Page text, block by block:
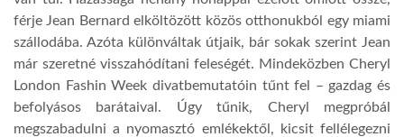
GLOBOTV
AFRIKA TUDÁSTÁR
férje Jean Bernard elköltözött közös otthonukból egy miami
szállodába. Azóta különváltak útjaik, bár sokak szerint Jean
már szeretné visszahódítani feleségét. Mindeközben Cheryl
London Fashin Week divatbemutatóin tűnt fel – gazdag és
befolyásos barátaival. Úgy tűnik, Cheryl megpróbál
megszabadulni a nyomasztó emlékektől, kicsit fellélegezni